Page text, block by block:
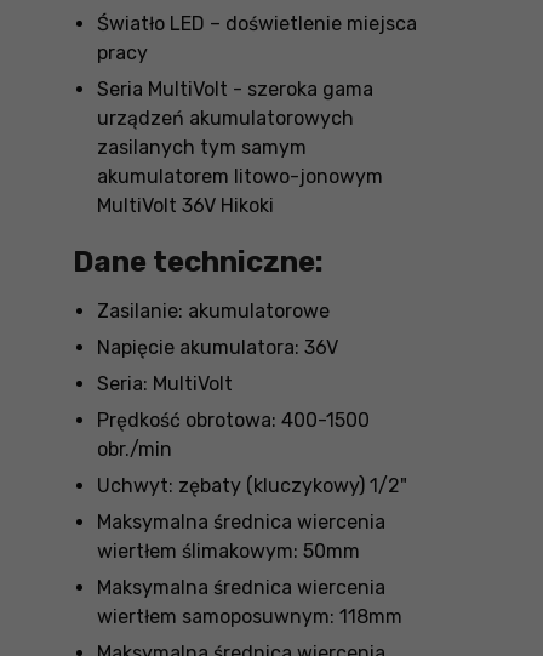
Światło LED – doświetlenie miejsca
pracy
Seria MultiVolt - szeroka gama
urządzeń akumulatorowych
zasilanych tym samym
akumulatorem litowo-jonowym
MultiVolt 36V Hikoki
Dane techniczne:
Zasilanie: akumulatorowe
Napięcie akumulatora: 36V
Seria: MultiVolt
Prędkość obrotowa: 400-1500
obr./min
Uchwyt: zębaty (kluczykowy) 1/2"
Maksymalna średnica wiercenia
wiertłem ślimakowym: 50mm
Maksymalna średnica wiercenia
wiertłem samoposuwnym: 118mm